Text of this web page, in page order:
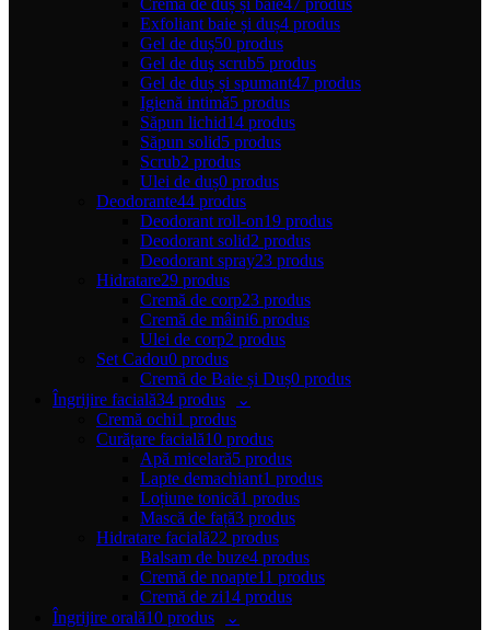
Exfoliant baie și duș4 produs
Gel de duș50 produs
Gel de duş scrub5 produs
Gel de duș și spumant47 produs
Igienă intimă5 produs
Săpun lichid14 produs
Săpun solid5 produs
Scrub2 produs
Ulei de duș0 produs
Deodorante44 produs
Deodorant roll-on19 produs
Deodorant solid2 produs
Deodorant spray23 produs
Hidratare29 produs
Cremă de corp23 produs
Cremă de mâini6 produs
Ulei de corp2 produs
Set Cadou0 produs
Cremă de Baie și Duș0 produs
Îngrijire facială34 produs
Cremă ochi1 produs
Curățare facială10 produs
Apă micelară5 produs
Lapte demachiant1 produs
Loțiune tonică1 produs
Mască de față3 produs
Hidratare facială22 produs
Balsam de buze4 produs
Cremă de noapte11 produs
Cremă de zi14 produs
Îngrijire orală10 produs